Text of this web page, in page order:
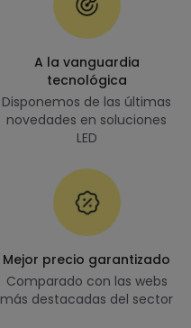
A la vanguardia
tecnológica
Disponemos de las últimas
novedades en soluciones
LED
Mejor precio garantizado
Comparado con las webs
más destacadas del sector